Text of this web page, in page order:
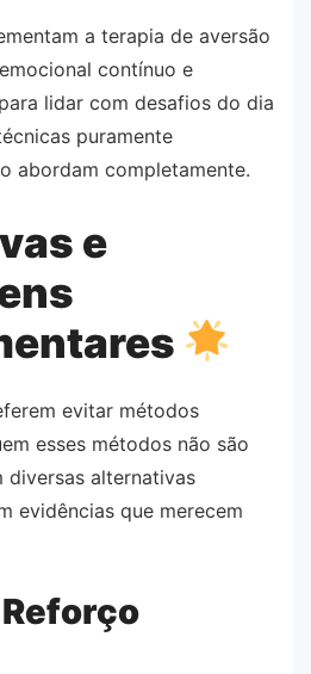
a terapia de aversão
contínuo e
lidar com desafios do dia
puramente
abordam completamente.
e
evitar métodos
esses métodos não são
diversas alternativas
evidências que merecem